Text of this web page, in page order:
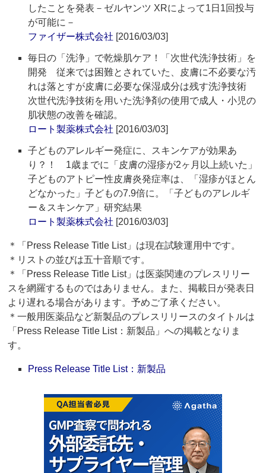
したことを発表－ゼルヤンツ XRによって1日1回投与
が可能に－
ファイザー株式会社 [2016/03/03]
毎日の「洗浄」で乾燥肌ケア！「次世代洗浄技術」を
開発 従来では困難とされていた、皮膚に不必要な汚
れは落とすが皮膚に必要な保湿成分は残す洗浄技術
次世代洗浄技術を用いた洗浄剤の使用で成人・小児の
肌状態の改善を確認。
ロート製薬株式会社 [2016/03/03]
子どものアレルギー発症に、スキンケアが効果あ
り？！ 1歳までに「皮膚の湿疹が2ヶ月以上続いた」
子どものアトピー性皮膚炎発症率は、「湿疹がほとん
どなかった」子どもの7.9倍に。「子どものアレルギ
ー＆スキンケア」研究結果
ロート製薬株式会社 [2016/03/03]
＊「Press Release Title List」は現在試験運用中です。
＊リストの並びは五十音順です。
＊「Press Release Title List」は医薬関連のプレスリリー
スを網羅するものではありません。また、掲載日が発表日
より遅れる場合があります。予めご了承ください。
＊一般用医薬品など新製品のプレスリリースのタイトルは
「Press Release Title List：新製品」への掲載となりま
す。
Press Release Title List：新製品